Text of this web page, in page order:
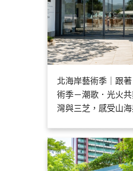
北海岸藝術季｜跟
術季－潮歌．光火
灣與三芝，感受山